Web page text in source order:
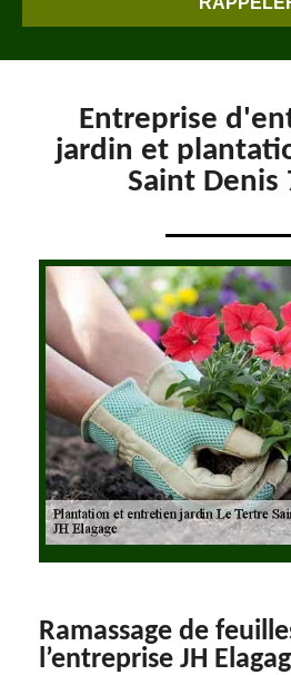
Entreprise
jardin et
Saint Denis
Ramassage de
l’entreprise JH